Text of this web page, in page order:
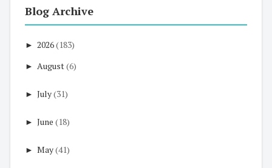
Blog Archive
► 2026(183)
► August(6)
► July(31)
► June (18)
► May(41)